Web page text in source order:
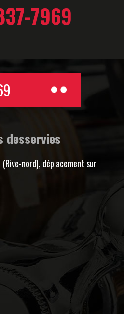
7969
nord), déplacement sur